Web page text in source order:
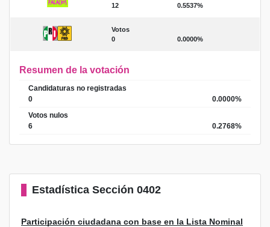
12
0.5537%
Votos
0
0.0000%
Resumen de la votación
Candidaturas no registradas
0
0.0000%
Votos nulos
6
0.2768%
Estadística Sección 0402
Participación ciudadana con base en la Lista Nominal